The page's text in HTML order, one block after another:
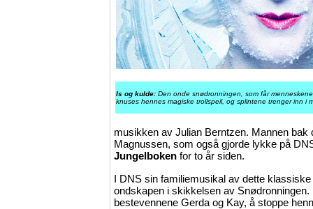
Is og kulde: Den onde snødronningen, som får
knuses hennes magiske trollspeil, og splintene trenger inn i
musikken av Julian Berntzen. Mannen bak
Magnussen, som også gjorde lykke på
Jungelboken for to år siden.
I DNS sin familiemusikal av dette
ondskapen i skikkelsen av Snødronningen.
bestevennene Gerda og Kay, å stoppe